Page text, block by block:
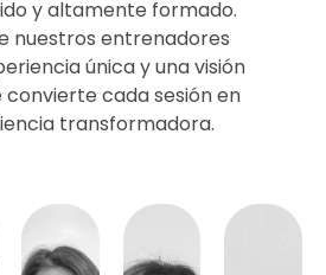
y altamente formado.
nuestros entrenadores
única y una visión
convierte cada sesión en
transformadora.